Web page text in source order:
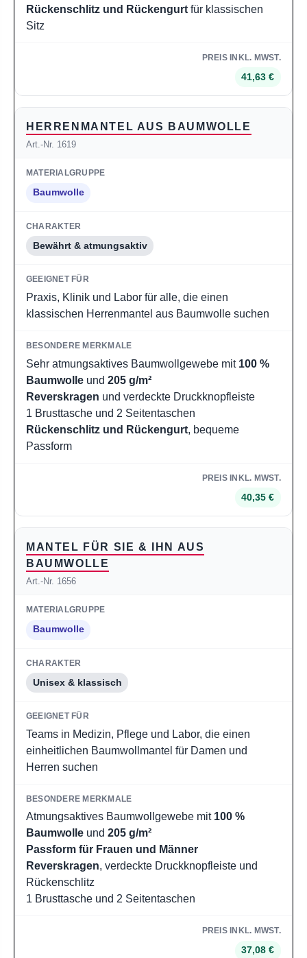
Rückenschlitz und Rückengurt für klassischen
Sitz
41,63 €
HERRENMANTEL AUS BAUMWOLLE
Art.-Nr. 1619
Baumwolle
Bewährt & atmungsaktiv
Praxis, Klinik und Labor für alle, die einen
klassischen Herrenmantel aus Baumwolle suchen
Sehr atmungsaktives Baumwollgewebe mit 100 %
Baumwolle und 205 g/m²
Reverskragen und verdeckte Druckknopfleiste
1 Brusttasche und 2 Seitentaschen
Rückenschlitz und Rückengurt, bequeme
Passform
40,35 €
MANTEL FÜR SIE & IHN AUS
BAUMWOLLE
Art.-Nr. 1656
Baumwolle
Unisex & klassisch
Teams in Medizin, Pflege und Labor, die einen
einheitlichen Baumwollmantel für Damen und
Herren suchen
Atmungsaktives Baumwollgewebe mit 100 %
Baumwolle und 205 g/m²
Passform für Frauen und Männer
Reverskragen, verdeckte Druckknopfleiste und
Rückenschlitz
1 Brusttasche und 2 Seitentaschen
37,08 €